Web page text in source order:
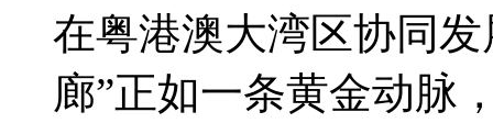
在粤港澳大湾区协同
廊”正如一条黄金动脉